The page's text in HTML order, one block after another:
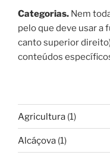
Categorias. Nem
pelo que deve usar a
canto superior
conteúdos
Agricultura (1)
Alcáçova (1)